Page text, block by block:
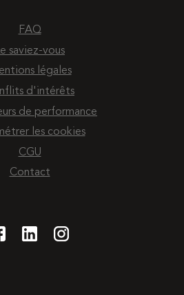
FAQ
saviez-vous
légales
d'intérêts
de performance
les cookies
CGU
Contact